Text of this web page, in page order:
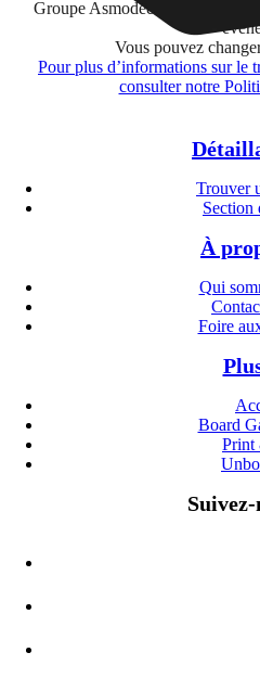
Groupe Asmodee listées
Vous pouvez
Pour plus d’informations sur le
consulter notre
Trouver
Section
À
Qui
Foire
Board
Print
Suivez-